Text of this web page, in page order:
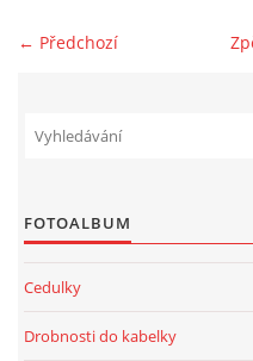
← Předchozí
FOTOALBUM
Cedulky
Drobnosti do kabelky